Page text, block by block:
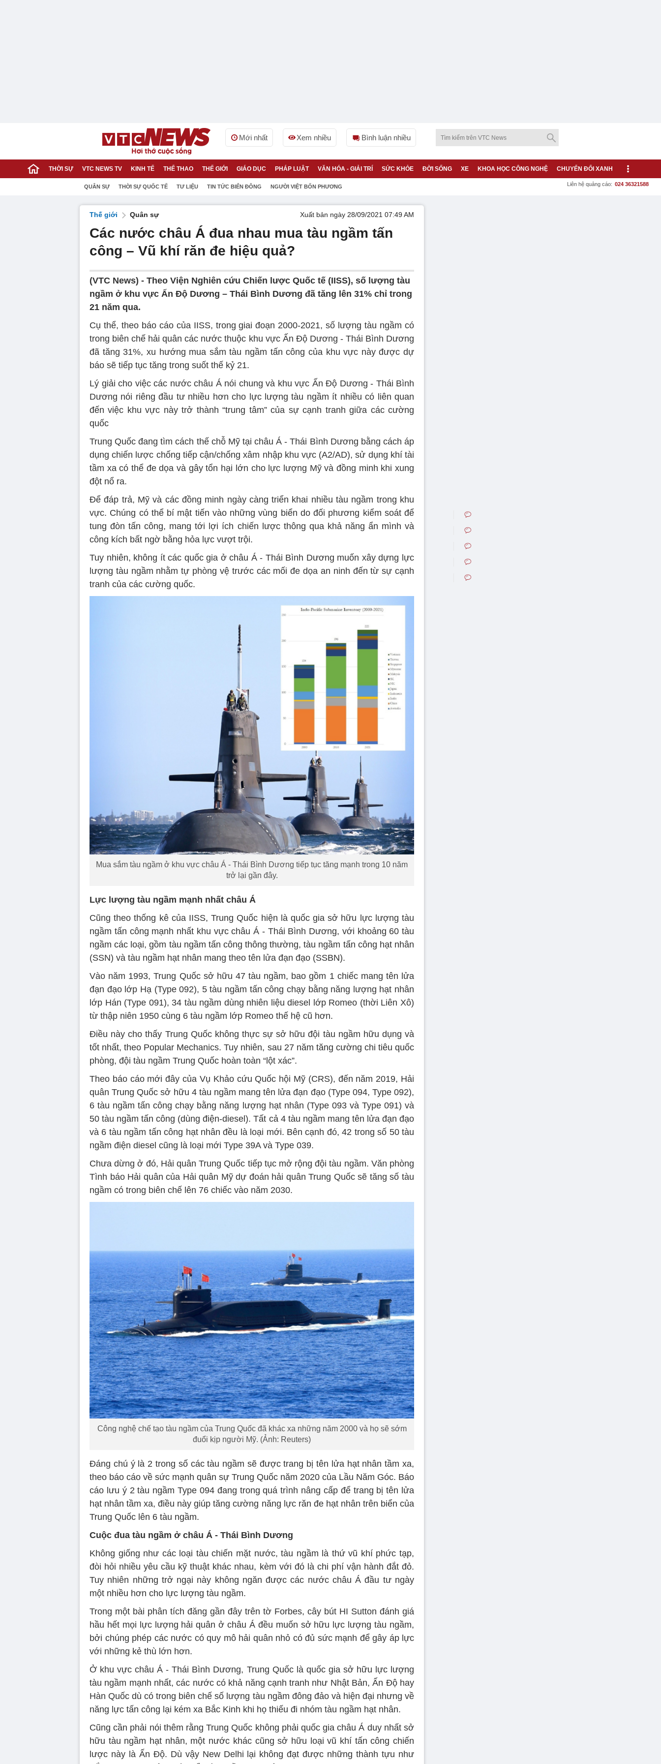
Mới nhất Xem nhiều Bình luận nhiều
THỜI SỰ VTC NEWS TV KINH TẾ THỂ THAO THẾ GIỚI GIÁO DỤC PHÁP LUẬT VĂN HÓA - GIẢI TRÍ SỨC KHỎE ĐỜI SỐNG XE KHOA HỌC CÔNG NGHỆ CHUYỂN ĐỔI XANH
QUÂN SỰ THỜI SỰ QUỐC TẾ TƯ LIỆU TIN TỨC BIỂN ĐÔNG NGƯỜI VIỆT BỐN PHƯƠNG Liên hệ quảng cáo: 024 36321588
Thế giới Quân sự Xuất bản ngày 28/09/2021 07:49 AM
Các nước châu Á đua nhau mua tàu ngầm tấn
công – Vũ khí răn đe hiệu quả?
(VTC News) - Theo Viện Nghiên cứu Chiến lược Quốc tế (IISS), số lượng tàu
ngầm ở khu vực Ấn Độ Dương – Thái Bình Dương đã tăng lên 31% chỉ trong
21 năm qua.
Cụ thể, theo báo cáo của IISS, trong giai đoạn 2000-2021, số lượng tàu ngầm có
trong biên chế hải quân các nước thuộc khu vực Ấn Độ Dương - Thái Bình Dương
đã tăng 31%, xu hướng mua sắm tàu ngầm tấn công của khu vực này được dự
báo sẽ tiếp tục tăng trong suốt thế kỷ 21.
Lý giải cho việc các nước châu Á nói chung và khu vực Ấn Độ Dương - Thái Bình
Dương nói riêng đầu tư nhiều hơn cho lực lượng tàu ngầm ít nhiều có liên quan
đến việc khu vực này trở thành “trung tâm” của sự cạnh tranh giữa các cường
quốc
Trung Quốc đang tìm cách thế chỗ Mỹ tại châu Á - Thái Bình Dương bằng cách áp
dụng chiến lược chống tiếp cận/chống xâm nhập khu vực (A2/AD), sử dụng khí tài
tầm xa có thể đe dọa và gây tổn hại lớn cho lực lượng Mỹ và đồng minh khi xung
đột nổ ra.
Để đáp trả, Mỹ và các đồng minh ngày càng triển khai nhiều tàu ngầm trong khu
vực. Chúng có thể bí mật tiến vào những vùng biển do đối phương kiểm soát để
tung đòn tấn công, mang tới lợi ích chiến lược thông qua khả năng ẩn mình và
công kích bất ngờ bằng hỏa lực vượt trội.
Tuy nhiên, không ít các quốc gia ở châu Á - Thái Bình Dương muốn xây dựng lực
lượng tàu ngầm nhằm tự phòng vệ trước các mối đe dọa an ninh đến từ sự cạnh
tranh của các cường quốc.
Mua sắm tàu ngầm ở khu vực châu Á - Thái Bình Dương tiếp tục tăng mạnh trong 10 năm
trở lại gần đây.
Lực lượng tàu ngầm mạnh nhất châu Á
Cũng theo thống kê của IISS, Trung Quốc hiện là quốc gia sở hữu lực lượng tàu
ngầm tấn công mạnh nhất khu vực châu Á - Thái Bình Dương, với khoảng 60 tàu
ngầm các loại, gồm tàu ngầm tấn công thông thường, tàu ngầm tấn công hạt nhân
(SSN) và tàu ngầm hạt nhân mang theo tên lửa đạn đạo (SSBN).
Vào năm 1993, Trung Quốc sở hữu 47 tàu ngầm, bao gồm 1 chiếc mang tên lửa
đạn đạo lớp Hạ (Type 092), 5 tàu ngầm tấn công chạy bằng năng lượng hạt nhân
lớp Hán (Type 091), 34 tàu ngầm dùng nhiên liệu diesel lớp Romeo (thời Liên Xô)
từ thập niên 1950 cùng 6 tàu ngầm lớp Romeo thế hệ cũ hơn.
Điều này cho thấy Trung Quốc không thực sự sở hữu đội tàu ngầm hữu dụng và
tốt nhất, theo Popular Mechanics. Tuy nhiên, sau 27 năm tăng cường chi tiêu quốc
phòng, đội tàu ngầm Trung Quốc hoàn toàn “lột xác”.
Theo báo cáo mới đây của Vụ Khảo cứu Quốc hội Mỹ (CRS), đến năm 2019, Hải
quân Trung Quốc sở hữu 4 tàu ngầm mang tên lửa đạn đạo (Type 094, Type 092),
6 tàu ngầm tấn công chạy bằng năng lượng hạt nhân (Type 093 và Type 091) và
50 tàu ngầm tấn công (dùng điện-diesel). Tất cả 4 tàu ngầm mang tên lửa đạn đạo
và 6 tàu ngầm tấn công hạt nhân đều là loại mới. Bên cạnh đó, 42 trong số 50 tàu
ngầm điện diesel cũng là loại mới Type 39A và Type 039.
Chưa dừng ở đó, Hải quân Trung Quốc tiếp tục mở rộng đội tàu ngầm. Văn phòng
Tình báo Hải quân của Hải quân Mỹ dự đoán hải quân Trung Quốc sẽ tăng số tàu
ngầm có trong biên chế lên 76 chiếc vào năm 2030.
Công nghệ chế tạo tàu ngầm của Trung Quốc đã khác xa những năm 2000 và họ sẽ sớm
đuổi kịp người Mỹ. (Ảnh: Reuters)
Đáng chú ý là 2 trong số các tàu ngầm sẽ được trang bị tên lửa hạt nhân tầm xa,
theo báo cáo về sức mạnh quân sự Trung Quốc năm 2020 của Lầu Năm Góc. Báo
cáo lưu ý 2 tàu ngầm Type 094 đang trong quá trình nâng cấp để trang bị tên lửa
hạt nhân tầm xa, điều này giúp tăng cường năng lực răn đe hạt nhân trên biển của
Trung Quốc lên 6 tàu ngầm.
Cuộc đua tàu ngầm ở châu Á - Thái Bình Dương
Không giống như các loại tàu chiến mặt nước, tàu ngầm là thứ vũ khí phức tạp,
đòi hỏi nhiều yêu cầu kỹ thuật khác nhau, kèm với đó là chi phí vận hành đắt đỏ.
Tuy nhiên những trở ngại này không ngăn được các nước châu Á đầu tư ngày
một nhiều hơn cho lực lượng tàu ngầm.
Trong một bài phân tích đăng gần đây trên tờ Forbes, cây bút HI Sutton đánh giá
hầu hết mọi lực lượng hải quân ở châu Á đều muốn sở hữu lực lượng tàu ngầm,
bởi chúng phép các nước có quy mô hải quân nhỏ có đủ sức mạnh để gây áp lực
với những kẻ thù lớn hơn.
Ở khu vực châu Á - Thái Bình Dương, Trung Quốc là quốc gia sở hữu lực lượng
tàu ngầm mạnh nhất, các nước có khả năng cạnh tranh như Nhật Bản, Ấn Độ hay
Hàn Quốc dù có trong biên chế số lượng tàu ngầm đông đảo và hiện đại nhưng về
năng lực tấn công lại kém xa Bắc Kinh khi họ thiếu đi nhóm tàu ngầm hạt nhân.
Cũng cần phải nói thêm rằng Trung Quốc không phải quốc gia châu Á duy nhất sở
hữu tàu ngầm hạt nhân, một nước khác cũng sở hữu loại vũ khí tấn công chiến
lược này là Ấn Độ. Dù vậy New Delhi lại không đạt được những thành tựu như